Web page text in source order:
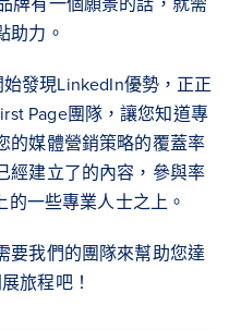
助力。
發現LinkedIn優勢，正正
Page團隊，讓您知道專
的媒體營銷策略的覆蓋率
經建立了的內容，參與率
一些專業人士之上。
要我們的團隊來幫助您達
旅程吧！